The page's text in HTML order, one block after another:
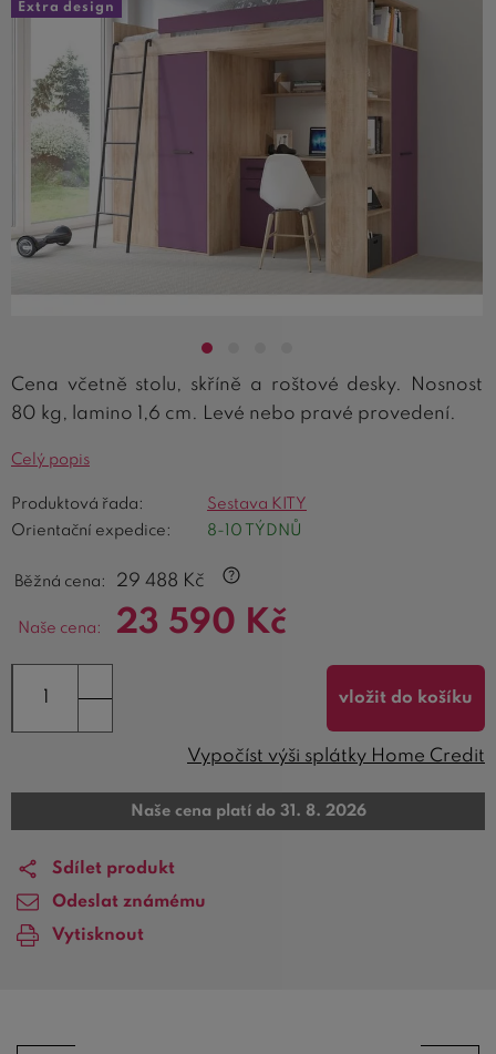
Cena včetně stolu, skříně a roštové desky. Nosnost
80 kg, lamino 1,6 cm. Levé nebo pravé provedení.
Celý popis
Extra design
Produktová řada:
Sestava KITY
Orientační expedice:
8-10 TÝDNŮ
Běžná cena: 29 488 Kč
Naše cena: 23 590 Kč
vložit do košíku
Vypočíst výši splátky Home Credit
Naše cena platí do 31. 8. 2026
Sdílet produkt
Odeslat známému
Vytisknout